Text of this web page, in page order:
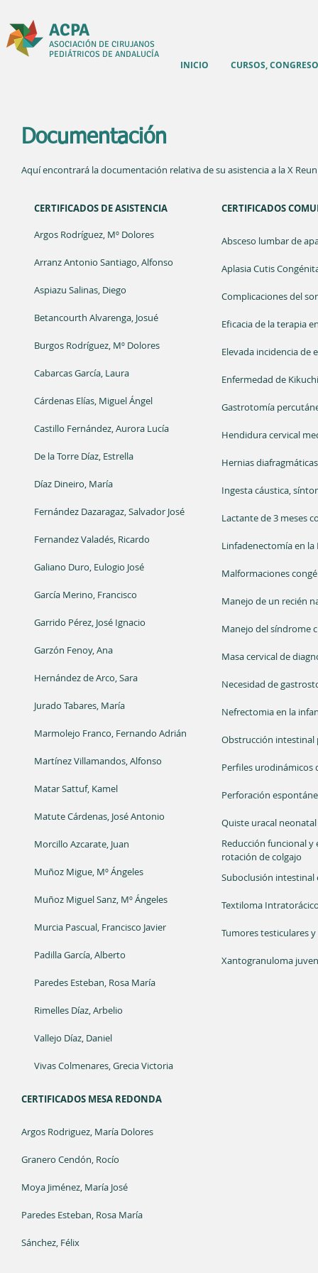
ACPA
ASOCIACIÓN DE CIRUJANOS
PEDIÁTRICOS DE ANDALUCÍA
INICIO CURSOS,
Documentación
Aquí encontrará la documentación relativa de su asistencia a la X
CERTIFICADOS DE ASISTENCIA
Argos Rodríguez, Mº Dolores
Arranz Antonio Santiago, Alfonso
Aspiazu Salinas, Diego
Betancourth Alvarenga, Josué
Burgos Rodríguez, Mº Dolores
Cabarcas García, Laura
Cárdenas Elías, Miguel Ángel
Castillo Fernández, Aurora Lucía
De la Torre Díaz, Estrella
Díaz Dineiro, María
Fernández Dazaragaz, Salvador José
Fernandez Valadés, Ricardo
Galiano Duro, Eulogio José
García Merino, Francisco
Garrido Pérez, José Ignacio
Garzón Fenoy, Ana
Hernández de Arco, Sara
Jurado Tabares, María
Marmolejo Franco, Fernando Adrián
Martínez Villamandos, Alfonso
Matar Sattuf, Kamel
Matute Cárdenas, José Antonio
Morcillo Azcarate, Juan
Muñoz Migue, Mº Ángeles
Muñoz Miguel Sanz, Mº Ángeles
Murcia Pascual, Francisco Javier
Padilla García, Alberto
Paredes Esteban, Rosa María
Rimelles Díaz, Arbelio
Vallejo Díaz, Daniel
Vivas Colmenares, Grecia Victoria
CERTIFICADOS
Absceso lumbar de
Aplasia Cutis
Complicaciones del
Eficacia de la terapia
Elevada incidencia de
Enfermedad de
Gastrotomía
Hendidura cervical
Hernias
Ingesta cáustica,
Lactante de 3 meses
Linfadenectomía en
Malformaciones
Manejo de un recién
Manejo del síndrome
Masa cervical de
Necesidad de
Nefrectomia en la
Obstrucción intestinal
Perfiles
Perforación
Quiste uracal
Reducción funcional y
rotación de colgajo
Suboclusión
Textiloma
Tumores testiculares
Xantogranuloma
CERTIFICADOS MESA REDONDA
Argos Rodriguez, María Dolores
Granero Cendón, Rocío
Moya Jiménez, María José
Paredes Esteban, Rosa María
Sánchez, Félix